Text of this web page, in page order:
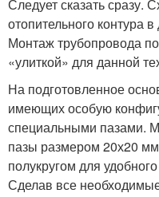
Следует сказать сразу.
отопительного контура
Монтаж трубопровода
«улиткой» для данной
На подготовленное
имеющих особую
специальными пазами.
пазы размером 20х20
полукругом для
Сделав все